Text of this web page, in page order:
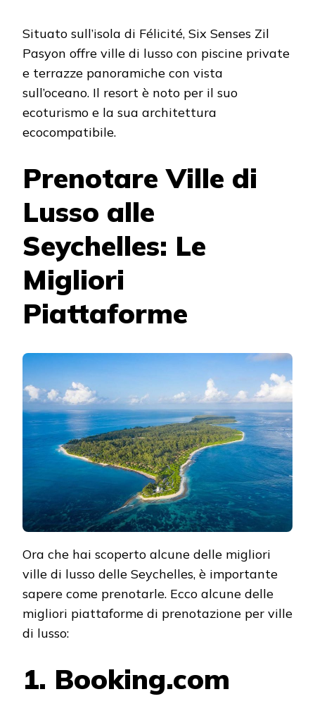
Situato sull’isola di Félicité, Six Senses Zil
Pasyon offre ville di lusso con piscine private
e terrazze panoramiche con vista
sull’oceano. Il resort è noto per il suo
ecoturismo e la sua architettura
ecocompatibile.
Prenotare Ville di
Lusso alle
Seychelles: Le
Migliori
Piattaforme
Ora che hai scoperto alcune delle migliori
ville di lusso delle Seychelles, è importante
sapere come prenotarle. Ecco alcune delle
migliori piattaforme di prenotazione per ville
di lusso:
1. Booking.com